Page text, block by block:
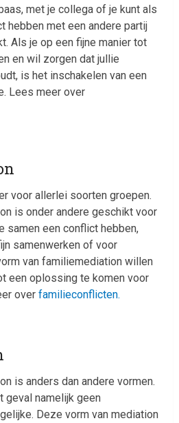
met je collega of je kunt als
hebben met een andere partij
Als je op een fijne manier tot
en wil zorgen dat jullie
is het inschakelen van een
Lees meer over
voor allerlei soorten groepen.
is onder andere geschikt voor
samen een conflict hebben,
samenwerken of voor
van familiemediation willen
een oplossing te komen voor
overfamilieconflicten.
is anders dan andere vormen.
geval namelijk geen
Deze vorm van mediation